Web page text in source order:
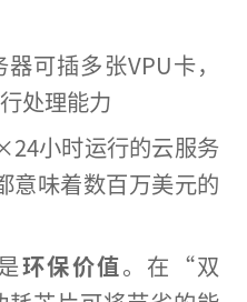
可插多张VPU卡，
处理能力
小时运行的云服务
意味着数百万美元的
环保价值。在“双